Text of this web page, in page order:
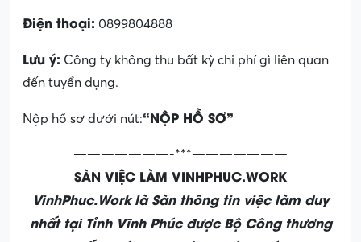
Điện thoại: 0899804888
Lưu ý: Công ty không thu bất kỳ chi phí gì liên quan
đến tuyển dụng.
Nộp hồ sơ dưới nút:“NỘP HỒ SƠ”
———————-***———————
SÀN VIỆC LÀM VINHPHUC.WORK
VinhPhuc.Work là Sàn thông tin việc làm duy
nhất tại Tỉnh Vĩnh Phúc được Bộ Công thương